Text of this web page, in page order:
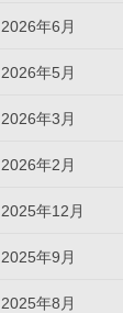
2026年6月
2026年5月
2026年3月
2026年2月
2025年12月
2025年9月
2025年8月